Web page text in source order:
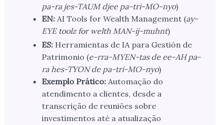
pa-ra jes-TAUM djee pa-tri-MO-nyo)
EN:AI Tools for Wealth Management (ay-
EYE toolz for welth MAN-ij-muhnt)
ES:Herramientas de IA para Gestión de
Patrimonio (e-rra-MYEN-tas de ee-AH pa-
ra hes-TYON de pa-tri-MO-nyo)
Exemplo Prático:Automação do
atendimento a clientes, desde a
transcrição de reuniões sobre
investimentos até a atualização